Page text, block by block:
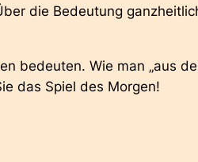
die Bedeutung
bedeuten. Wie man „aus
das Spiel des Morgen!